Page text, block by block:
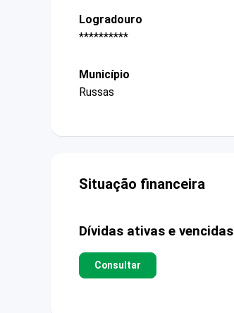
Logradouro
**********
Município
Russas
Situação financeira
Dívidas ativas e vencidas
Consultar